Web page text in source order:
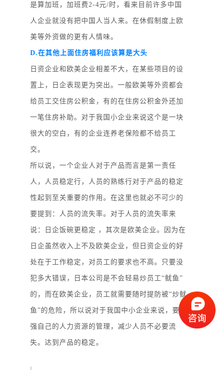
是算加班，加班费 2-4元/时，看来目前许多中国
人企业就没有把中国人当人来。在休假制度上欧
美等外资做的更有人情味。
D.在其他上面住房福利应该算是大头
日资企业和欧美企业相差不大，在某些项目的设
置上，日企表现更为突出。一般欧美等外资都会
给员工交住房公积金，有的在住房公积金外还加
一笔住房补助。对于我国小企业来说这个是一块
很大的空白，有的企业连养老保险都不给员工
交。
所以说，一个企业人对于产品而言是第一责任
人，人员稳定行，人员的熟练行对于产品的稳定
性起到至关重要的作用。在这里也就必不可少的
要提到：人员的流失率。对于人员的流失率来
说：日企饭碗更稳定 ，其次是欧美企业。因为在
日企虽然收入上不及欧美企业，但日资企业的好
处在于工作稳定，对员工的要求也不高。只要没
犯多大错误，日本公司是不会轻易炒员工“鱿鱼”
的，而在欧美企业，员工就需要随时提防被“炒鱿
鱼”的危险，所以说对于我国中小企业来说，要加
强自己的人力资源的管理，减少人员不必要流
失。达到产品的稳定。